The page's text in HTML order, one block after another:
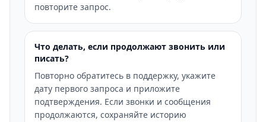
повторите запрос.
Что делать, если продолжают звонить или
писать?
Повторно обратитесь в поддержку, укажите
дату первого запроса и приложите
подтверждения. Если звонки и сообщения
продолжаются, сохраняйте историю